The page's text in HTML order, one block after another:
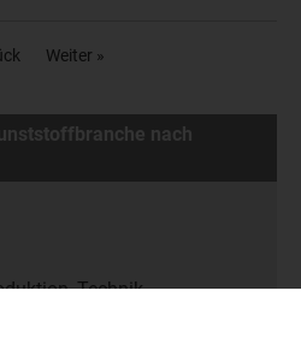
Weiter »
nach
Technik